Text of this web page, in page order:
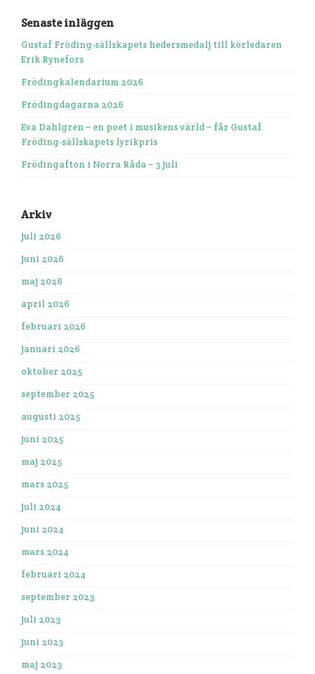
Senaste inläggen
Gustaf Fröding-sällskapets hedersmedalj till körledaren
Erik Rynefors
Frödingkalendarium 2026
Frödingdagarna 2026
Eva Dahlgren – en poet i musikens värld – får Gustaf
Fröding-sällskapets lyrikpris
Frödingafton i Norra Råda – 3 juli
Arkiv
juli 2026
juni 2026
maj 2026
april 2026
februari 2026
januari 2026
oktober 2025
september 2025
augusti 2025
juni 2025
maj 2025
mars 2025
juli 2024
juni 2024
mars 2024
februari 2024
september 2023
juli 2023
juni 2023
maj 2023